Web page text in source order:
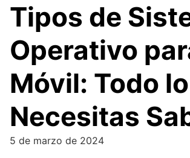
Tipos de
Operativo
Móvil: Todo
Necesitas
5 de marzo de 2024